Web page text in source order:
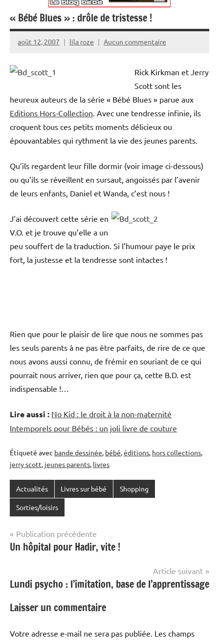
« Bébé Blues » : drôle de tristesse !
août 12, 2007 lila roze Aucun commentaire
Rick Kirkman et Jerry
Scott sont les
heureux auteurs de la série « Bébé Blues » parue aux
Editions Hors-Collection . Avec une tendresse infinie, ils
croquent tous ces petits moments délicieux ou
épouvantables qui rythment la vie des jeunes parents.
Qu’ils regardent leur fille dormir (voir image ci-dessous)
ou qu’ils se réveillent en sursaut, angoissés par l’avenir
de leurs enfants, Daniel et Wanda, c’est nous !
J’ai découvert cette série en
V.O. et je trouve qu’elle a un
peu souffert de la traduction. Si l’humour paye le prix
fort, la justesse et la tendresse sont intactes !
Rien que pour le plaisir de lire que nous ne sommes pas
les seuls parents à ne pas être parfaits, de rire de ce que
nous avons aussi connu, de frémir en souriant de ce qui
pourrait nous arriver, rien que pour ça, cette B.D. est
indispensable !…
Lire aussi : No Kid : le droit à la non-maternité
Intemporels pour Bébés : un joli livre de couture
Étiqueté avec bande dessinée, bébé,éditions, hors collections,
jerry scott, jeunes parents, livres
Actualités Livres sur bébé Shopping
Sorties/loisirs
Navigation
de
Publication précédente
Un hôpital pour Hadir, vite !
Article suivant
Lundi psycho : l’imitation, base de l’apprentissage
Laisser un commentaire
Votre adresse e-mail ne sera pas publiée. Les champs